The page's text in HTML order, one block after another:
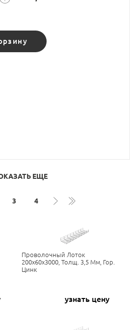
ЕЩЕ
3 4
Проволочный Лоток
200х60х3000, Толщ. 3,5 Мм, Гор.
Цинк
узнать цену